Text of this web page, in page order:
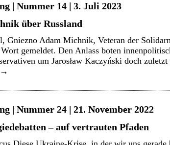
| Nummer 14 | 3. Juli 2023
über Russland
Gniezno Adam Michnik, Veteran der
gemeldet. Den Anlass boten
um Jarosław Kaczyński doch
→
| Nummer 24 | 21. November 2022
– auf vertrauten Pfaden